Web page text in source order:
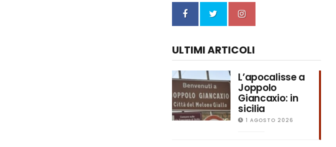
ULTIMI ARTICOLI
L’apocalisse a
Joppolo
Giancaxio: in
sicilia
1 AGOSTO 2026